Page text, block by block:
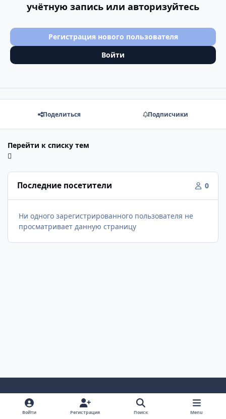
учётную запись или авторизуйтесь
Регистрация нового пользователя
Войти
Поделиться Подписчики
Перейти к списку тем
Последние посетители 0
Ни одного зарегистрированного пользователя не
просматривает данную страницу
Светлый Режим
Темный РежимНастройка Системы
Войти Регистрация Поиск Menu